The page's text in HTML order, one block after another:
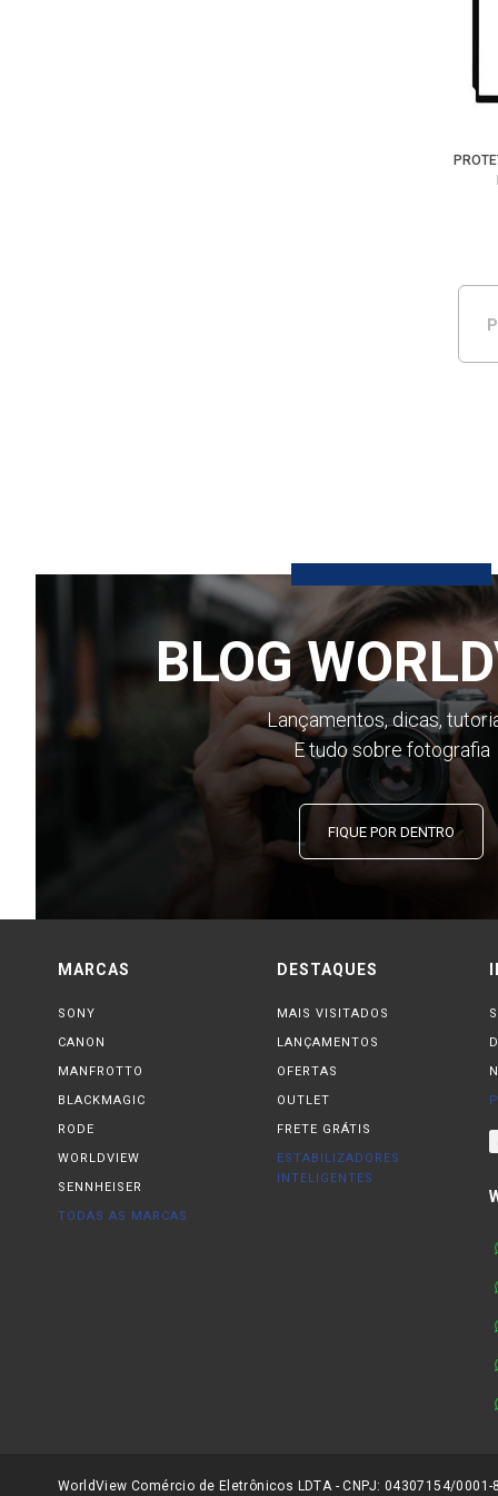
BLOG
Lançamentos, dicas,
E tudo sobre fotografia
FIQUE POR DENTRO
MARCAS
SONY
CANON
MANFROTTO
BLACKMAGIC
RODE
WORLDVIEW
SENNHEISER
TODAS AS MARCAS
DESTAQUES
MAIS VISITADOS
LANÇAMENTOS
OFERTAS
OUTLET
FRETE GRÁTIS
ESTABILIZADORES
INTELIGENTES
WorldView Comércio de Eletrônicos LDTA - CNPJ: 04307154/0001-